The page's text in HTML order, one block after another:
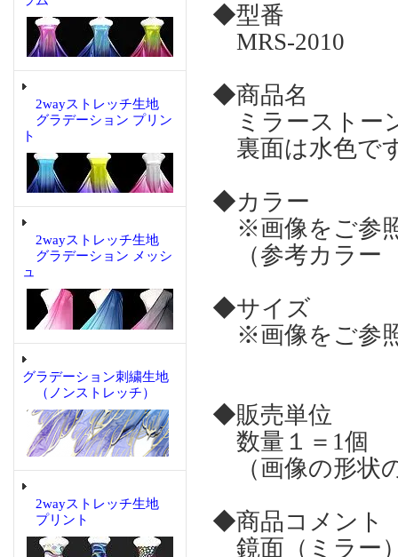
2wayストレッチ生地
グラデーション プリン
ト
2wayストレッチ生地
グラデーション メッシ
ュ
グラデーション刺繍生地
（ノンストレッチ）
2wayストレッチ生地
プリント
◆型番
MRS-2010
◆商品名
ミラーストー
裏面は水色で
◆カラー
※画像をご参
（参考カラー
◆サイズ
※画像をご参
◆販売単位
数量１＝1個
（画像の形状
◆商品コメント
鏡面（ミラー